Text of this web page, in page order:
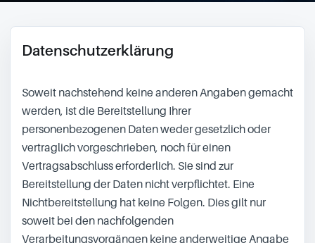
Datenschutzerklärung
Soweit nachstehend keine anderen Angaben gemacht
werden, ist die Bereitstellung Ihrer
personenbezogenen Daten weder gesetzlich oder
vertraglich vorgeschrieben, noch für einen
Vertragsabschluss erforderlich. Sie sind zur
Bereitstellung der Daten nicht verpflichtet. Eine
Nichtbereitstellung hat keine Folgen. Dies gilt nur
soweit bei den nachfolgenden
Verarbeitungsvorgängen keine anderweitige Angabe